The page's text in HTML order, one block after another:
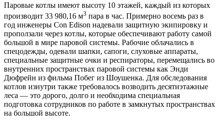
Паровые котлы имеют высоту 10 этажей, каждый из которых
производит 33 980,16 м3 пара в час. Примерно восемь раз в
год инженеры Con Edison надевали защитную экипировку и
проползали через котлы, которые обеспечивают работу самой
большой в мире паровой системы. Рабочие облачались в
спецодежды, одевали шапки, сапоги, слуховые аппараты,
специальные защитные очки и респираторы, перемещались во
внутренних пространствах паровой системы как Энди
Дюфрейн из фильма Побег из Шоушенка. Для обследования
котлов изнутри также требовалось возводить десятиэтажные
леса — это дорого, долго и необходима специальная
подготовка сотрудников по работе в замкнутых пространствах
на большой высоте.